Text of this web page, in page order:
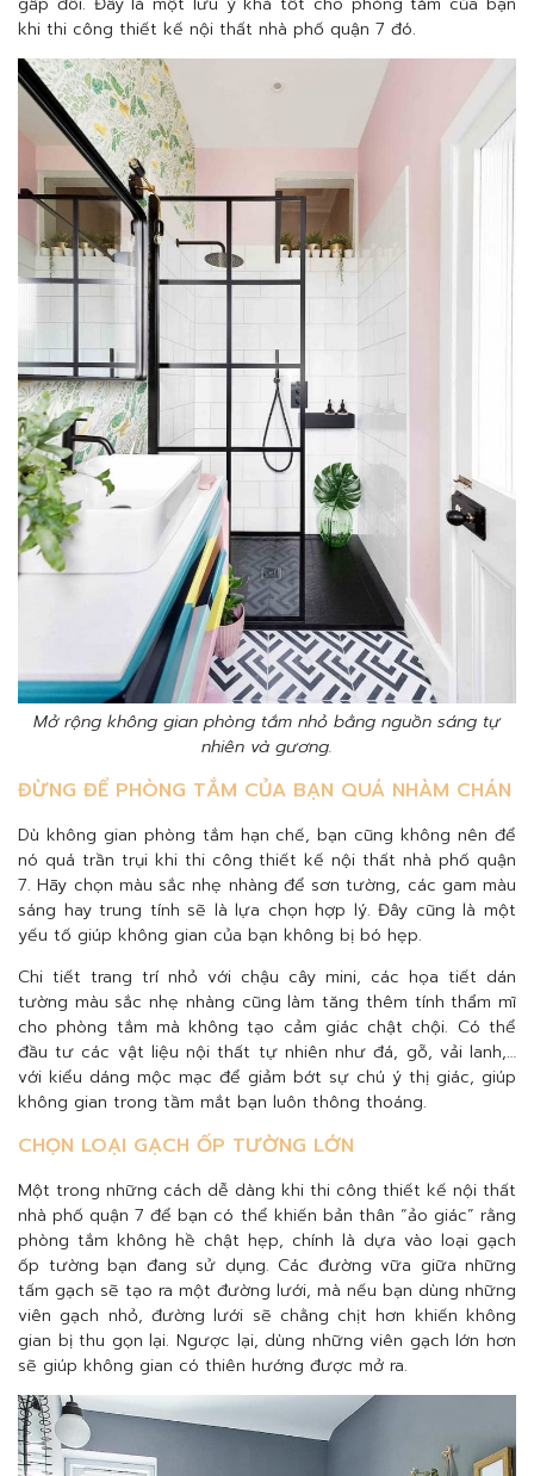
khi thi công thiết kế nội thất nhà phố quận 7 đó.
Mở rộng không gian phòng tắm nhỏ bằng nguồn sáng tự
nhiên và gương.
ĐỪNG ĐỂ PHÒNG TẮM CỦA BẠN QUÁ NHÀM CHÁN
Dù không gian phòng tắm hạn chế, bạn cũng không nên để
nó quá trần trụi khi thi công thiết kế nội thất nhà phố quận
7. Hãy chọn màu sắc nhẹ nhàng để sơn tường, các gam màu
sáng hay trung tính sẽ là lựa chọn hợp lý. Đây cũng là một
yếu tố giúp không gian của bạn không bị bó hẹp.
Chi tiết trang trí nhỏ với chậu cây mini, các họa tiết dán
tường màu sắc nhẹ nhàng cũng làm tăng thêm tính thẩm mĩ
cho phòng tắm mà không tạo cảm giác chật chội. Có thể
đầu tư các vật liệu nội thất tự nhiên như đá, gỗ, vải lanh,…
với kiểu dáng mộc mạc để giảm bớt sự chú ý thị giác, giúp
không gian trong tầm mắt bạn luôn thông thoáng.
CHỌN LOẠI GẠCH ỐP TƯỜNG LỚN
Một trong những cách dễ dàng khi thi công thiết kế nội thất
nhà phố quận 7 để bạn có thể khiến bản thân “ảo giác” rằng
phòng tắm không hề chật hẹp, chính là dựa vào loại gạch
ốp tường bạn đang sử dụng. Các đường vữa giữa những
tấm gạch sẽ tạo ra một đường lưới, mà nếu bạn dùng những
viên gạch nhỏ, đường lưới sẽ chằng chịt hơn khiến không
gian bị thu gọn lại. Ngược lại, dùng những viên gạch lớn hơn
sẽ giúp không gian có thiên hướng được mở ra.